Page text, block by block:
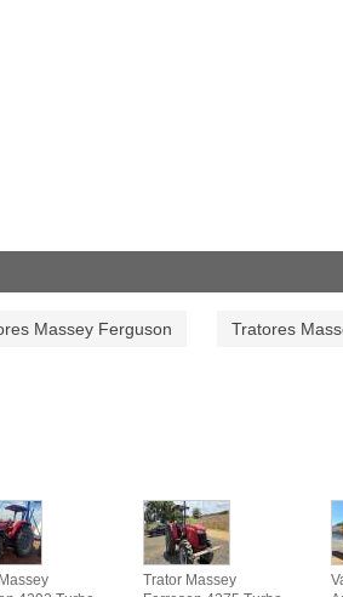
Massey Ferguson Tratores
Trator Massey